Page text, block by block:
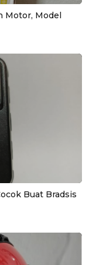
Motor, Model
Buat Bradsis